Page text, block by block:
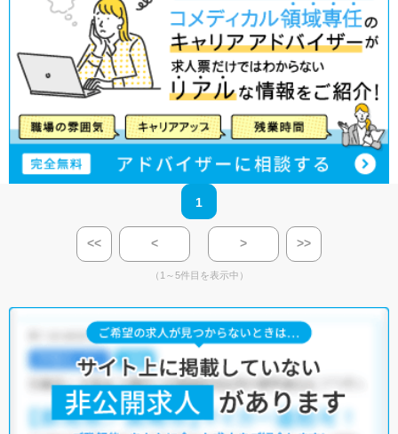
1
<< < > >>
（1～5件目を表示中）